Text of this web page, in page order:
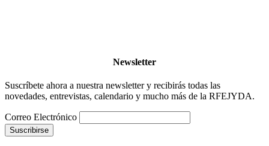
Newsletter
Suscríbete ahora a nuestra newsletter y recibirás todas las
novedades, entrevistas, calendario y mucho más de la RFEJYDA.
Correo Electrónico